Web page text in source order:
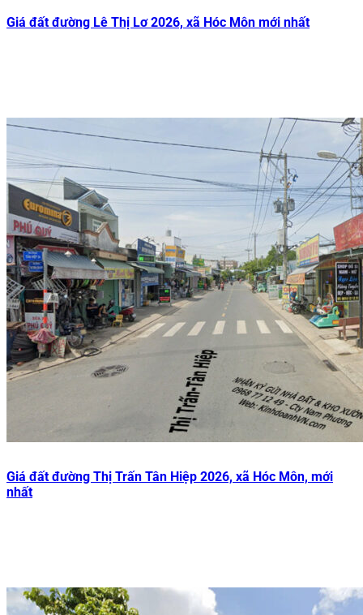
Giá đất đường Lê Thị Lơ 2026, xã Hóc Môn mới nhất
Giá đất đường Thị Trấn Tân Hiệp 2026, xã Hóc Môn, mới
nhất